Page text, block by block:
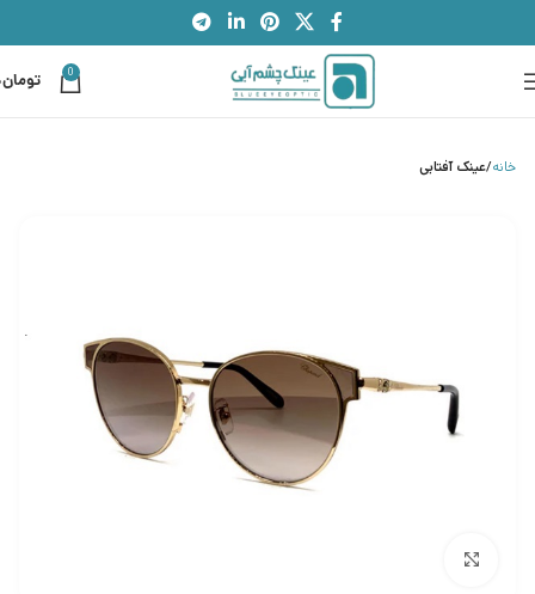
0 تومان
خانه عینک آفتابی